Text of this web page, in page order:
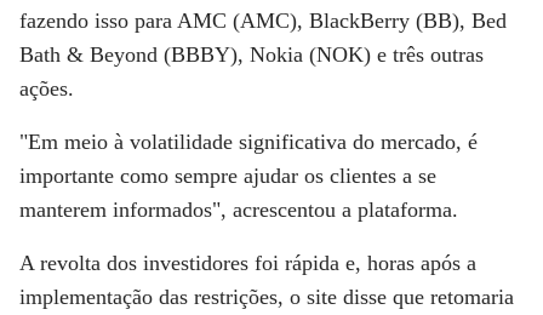
fazendo isso para AMC (AMC), BlackBerry (BB), Bed
Bath & Beyond (BBBY), Nokia (NOK) e três outras
ações.
"Em meio à volatilidade significativa do mercado, é
importante como sempre ajudar os clientes a se
manterem informados", acrescentou a plataforma.
A revolta dos investidores foi rápida e, horas após a
implementação das restrições, o site disse que retomaria